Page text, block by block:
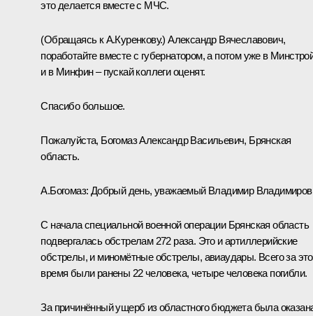
это делается вместе с МЧС.
(Обращаясь к А.Куренкову.) Александр Вячеславович,
поработайте вместе с губернатором, а потом уже в
и в Минфин – пускай коллеги оценят.
Спасибо большое.
Пожалуйста, Богомаз Александр Васильевич, Брянская
область.
А.Богомаз: Добрый день, уважаемый Владимир
С начала специальной военной операции Брянская область
подвергалась обстрелам 272 раза. Это и артиллерийские
обстрелы, и миномётные обстрелы, авиаудары. Всего за это
время были ранены 22 человека, четыре человека погибли.
За причинённый ущерб из областного бюджета была